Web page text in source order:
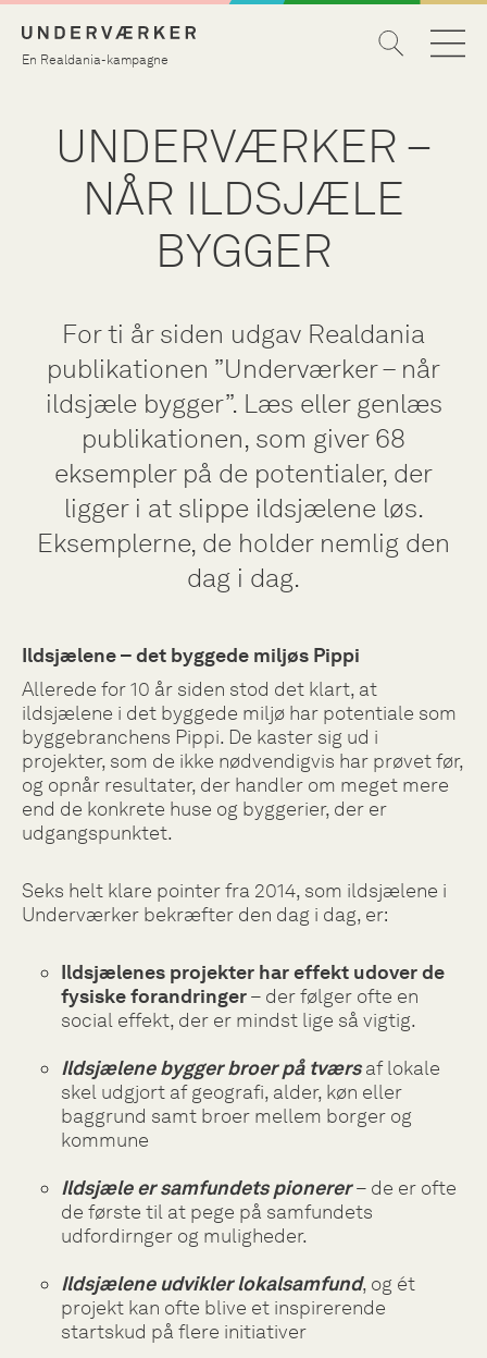
En Realdania-kampagne
UNDERVÆRKER –
NÅR ILDSJÆLE
BYGGER
For ti år siden udgav Realdania
publikationen ”Underværker – når
ildsjæle bygger”. Læs eller genlæs
publikationen, som giver 68
eksempler på de potentialer, der
ligger i at slippe ildsjælene løs.
Eksemplerne, de holder nemlig den
dag i dag.
Ildsjælene – det byggede miljøs Pippi
Allerede for 10 år siden stod det klart, at
ildsjælene i det byggede miljø har potentiale som
byggebranchens Pippi. De kaster sig ud i
projekter, som de ikke nødvendigvis har prøvet før,
og opnår resultater, der handler om meget mere
end de konkrete huse og byggerier, der er
udgangspunktet.
Seks helt klare pointer fra 2014, som ildsjælene i
Underværker bekræfter den dag i dag, er:
Ildsjælenes projekter har effekt udover de
fysiske forandringer– der følger ofte en
social effekt, der er mindst lige så vigtig.
Ildsjælene bygger broer på tværsaf lokale
skel udgjort af geografi, alder, køn eller
baggrund samt broer mellem borger og
kommune
Ildsjæle er samfundets pionerer– de er ofte
de første til at pege på samfundets
udfordirnger og muligheder.
Ildsjælene udvikler lokalsamfund, og ét
projekt kan ofte blive et inspirerende
startskud på flere initiativer